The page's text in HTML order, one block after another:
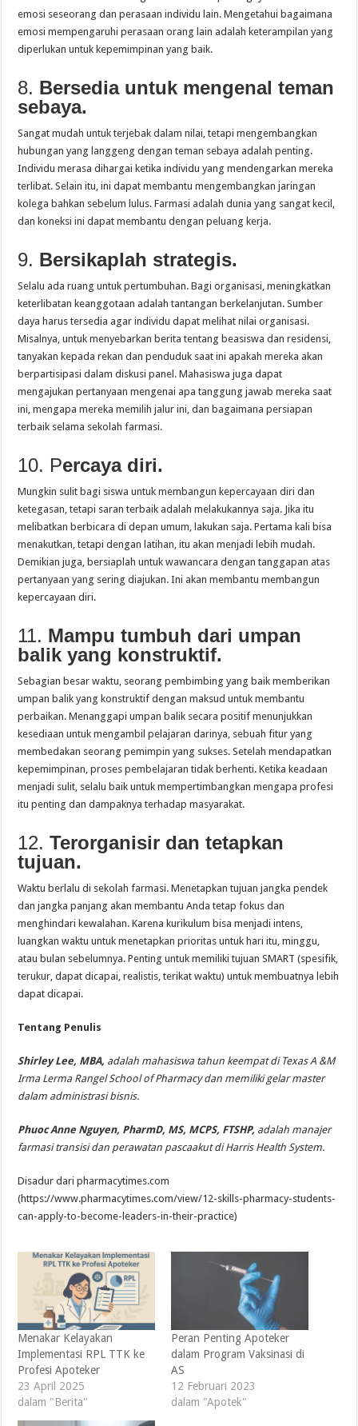
emosi seseorang dan perasaan individu lain. Mengetahui bagaimana
emosi mempengaruhi perasaan orang lain adalah keterampilan yang
diperlukan untuk kepemimpinan yang baik.
8. Bersedia untuk mengenal teman
sebaya.
Sangat mudah untuk terjebak dalam nilai, tetapi mengembangkan
hubungan yang langgeng dengan teman sebaya adalah penting.
Individu merasa dihargai ketika individu yang mendengarkan mereka
terlibat. Selain itu, ini dapat membantu mengembangkan jaringan
kolega bahkan sebelum lulus. Farmasi adalah dunia yang sangat kecil,
dan koneksi ini dapat membantu dengan peluang kerja.
9. Bersikaplah strategis.
Selalu ada ruang untuk pertumbuhan. Bagi organisasi, meningkatkan
keterlibatan keanggotaan adalah tantangan berkelanjutan. Sumber
daya harus tersedia agar individu dapat melihat nilai organisasi.
Misalnya, untuk menyebarkan berita tentang beasiswa dan residensi,
tanyakan kepada rekan dan penduduk saat ini apakah mereka akan
berpartisipasi dalam diskusi panel. Mahasiswa juga dapat
mengajukan pertanyaan mengenai apa tanggung jawab mereka saat
ini, mengapa mereka memilih jalur ini, dan bagaimana persiapan
terbaik selama sekolah farmasi.
10. Percaya diri.
Mungkin sulit bagi siswa untuk membangun kepercayaan diri dan
ketegasan, tetapi saran terbaik adalah melakukannya saja. Jika itu
melibatkan berbicara di depan umum, lakukan saja. Pertama kali bisa
menakutkan, tetapi dengan latihan, itu akan menjadi lebih mudah.
Demikian juga, bersiaplah untuk wawancara dengan tanggapan atas
pertanyaan yang sering diajukan. Ini akan membantu membangun
kepercayaan diri.
11. Mampu tumbuh dari umpan
balik yang konstruktif.
Sebagian besar waktu, seorang pembimbing yang baik memberikan
umpan balik yang konstruktif dengan maksud untuk membantu
perbaikan. Menanggapi umpan balik secara positif menunjukkan
kesediaan untuk mengambil pelajaran darinya, sebuah fitur yang
membedakan seorang pemimpin yang sukses. Setelah mendapatkan
kepemimpinan, proses pembelajaran tidak berhenti. Ketika keadaan
menjadi sulit, selalu baik untuk mempertimbangkan mengapa profesi
itu penting dan dampaknya terhadap masyarakat.
12.Terorganisir dan tetapkan
tujuan.
Waktu berlalu di sekolah farmasi. Menetapkan tujuan jangka pendek
dan jangka panjang akan membantu Anda tetap fokus dan
menghindari kewalahan. Karena kurikulum bisa menjadi intens,
luangkan waktu untuk menetapkan prioritas untuk hari itu, minggu,
atau bulan sebelumnya. Penting untuk memiliki tujuan SMART (spesifik,
terukur, dapat dicapai, realistis, terikat waktu) untuk membuatnya lebih
dapat dicapai.
Tentang Penulis
Shirley Lee, MBA, adalah mahasiswa tahun keempat di Texas A &M
Irma Lerma Rangel School of Pharmacy dan memiliki gelar master
dalam administrasi bisnis.
Phuoc Anne Nguyen, PharmD, MS, MCPS, FTSHP, adalah manajer
farmasi transisi dan perawatan pascaakut di Harris Health System.
Disadur dari pharmacytimes.com
(https://www.pharmacytimes.com/view/12-skills-pharmacy-students-
can-apply-to-become-leaders-in-their-practice)
Menakar Kelayakan
Implementasi RPL TTK ke
Profesi Apoteker
23 April 2025
dalam "Berita"
Peran Penting Apoteker
dalam Program Vaksinasi di
AS
12 Februari 2023
dalam "Apotek"